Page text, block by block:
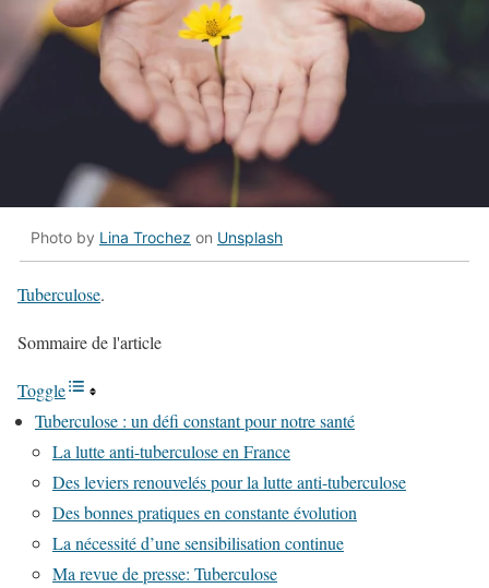
Photo by Lina Trochez on Unsplash
Tuberculose.
Sommaire de l'article
Toggle
Tuberculose : un défi constant pour notre santé
La lutte anti-tuberculose en France
Des leviers renouvelés pour la lutte anti-tuberculose
Des bonnes pratiques en constante évolution
La nécessité d’une sensibilisation continue
Ma revue de presse: Tuberculose